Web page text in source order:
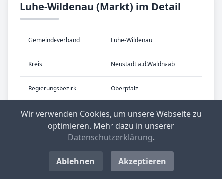
Luhe-Wildenau (Markt) im Detail
Gemeinde­verband Luhe-Wildenau
Kreis Neustadt a.d.Waldnaab
Re­gier­ungs­bezirk Oberpfalz
Bundes­land Bayern
Markt
Wir verwenden Cookies, um unsere Webseite zu
optimieren. Mehr dazu in unserer
Datenschutzerklärung.
Ablehnen Akzeptieren